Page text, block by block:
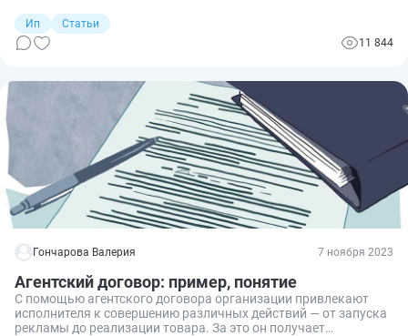
нарушить закон и не потерять статус плательщика налога на
профессиональный доход.
Ип
Статьи
11 844
Гончарова Валерия 7 ноября 2023
Агентский договор: пример, понятие
С помощью агентского договора организации привлекают
исполнителя к совершению различных действий — от запуска
рекламы до реализации товара. За это он получает